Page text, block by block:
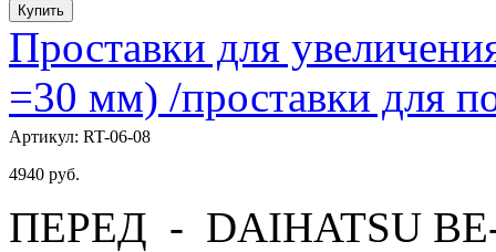
Купить
Проставки для
=30 мм) /проставки для
Артикул: RT-06-08
4940 руб.
ПЕРЕД - DAIHATSU